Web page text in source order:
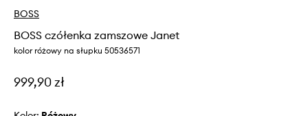
BOSS
BOSS czółenka zamszowe Janet
kolor różowy na słupku 50536571
999,90 zł